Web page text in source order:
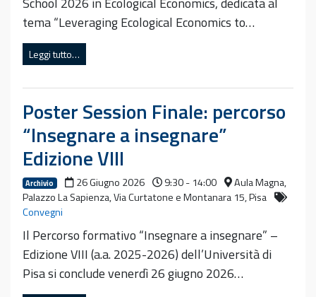
tema “Leveraging Ecological Economics to…
Leggi tutto…
Poster Session Finale: percorso
“Insegnare a insegnare”
Edizione VIII
Archivio 26 Giugno 2026 9:30 - 14:00
Aula Magna,
Palazzo La Sapienza, Via Curtatone e Montanara 15, Pisa
Convegni
Il Percorso formativo “Insegnare a insegnare” –
Edizione VIII (a.a. 2025-2026) dell’Università di
Pisa si conclude venerdì 26 giugno 2026…